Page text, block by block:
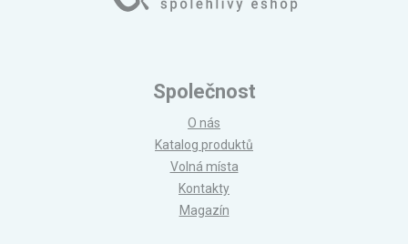
Společnost
O nás
Katalog produktů
Volná místa
Kontakty
Magazín